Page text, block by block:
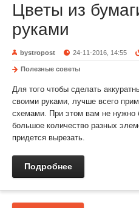
Цветы из
руками
bystropost 24-11-2016, 14:55
Полезные советы
Для того чтобы сделать
своими руками, лучше всего
схемами. При этом вам не нужно
большое количество разных
придется вырезать.
Подробнее